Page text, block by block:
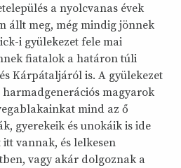
a nyolcvanas évek
állt meg, még mindig jönnek
i gyülekezet fele mai
fiatalok a határon túli
Kárpátaljáról is. A gyülekezet
harmadgenerációs magyarok
mind az ő
gyerekeik és unokáik is ide
vannak, és lelkesen
vagy akár dolgoznak a